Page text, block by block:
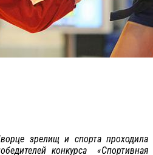
зрелищ и спорта проходила
конкурса «Спортивная